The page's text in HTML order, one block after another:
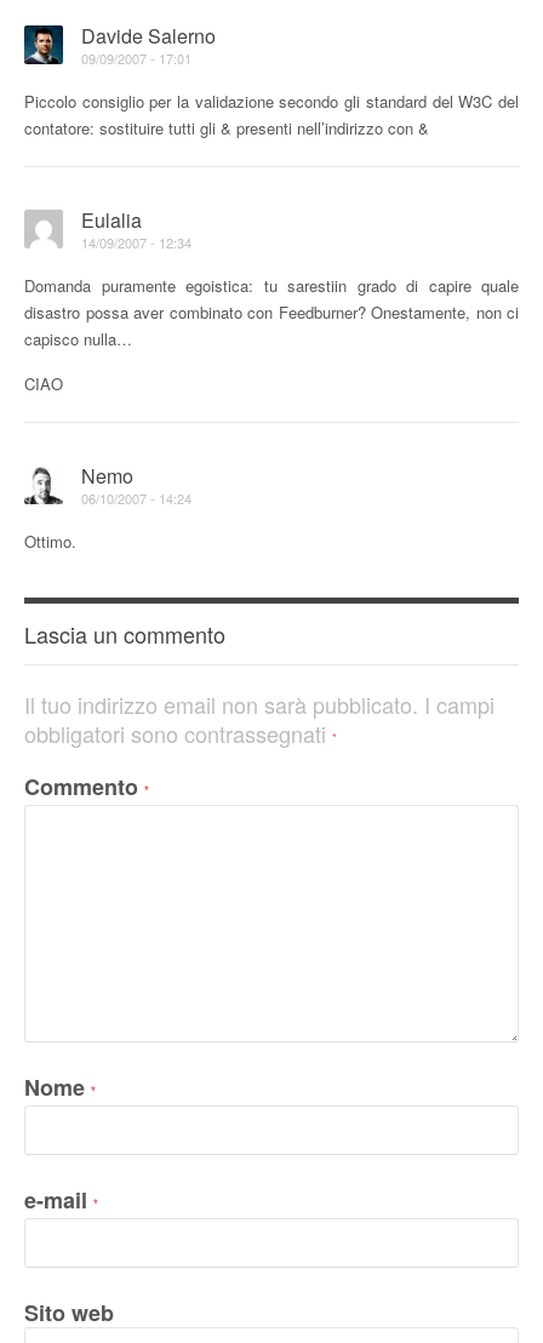
Davide Salerno
09/09/2007 - 17:01
Piccolo consiglio per la validazione secondo gli standard del W3C del
contatore: sostituire tutti gli & presenti nell’indirizzo con &
Eulalia
14/09/2007 - 12:34
Domanda puramente egoistica: tu sarestiin grado di capire quale
disastro possa aver combinato con Feedburner? Onestamente, non ci
capisco nulla…
CIAO
Nemo
06/10/2007 - 14:24
Ottimo.
Lascia un commento
Il tuo indirizzo email non sarà pubblicato. I campi
obbligatori sono contrassegnati *
Commento *
Nome *
e-mail *
Sito web